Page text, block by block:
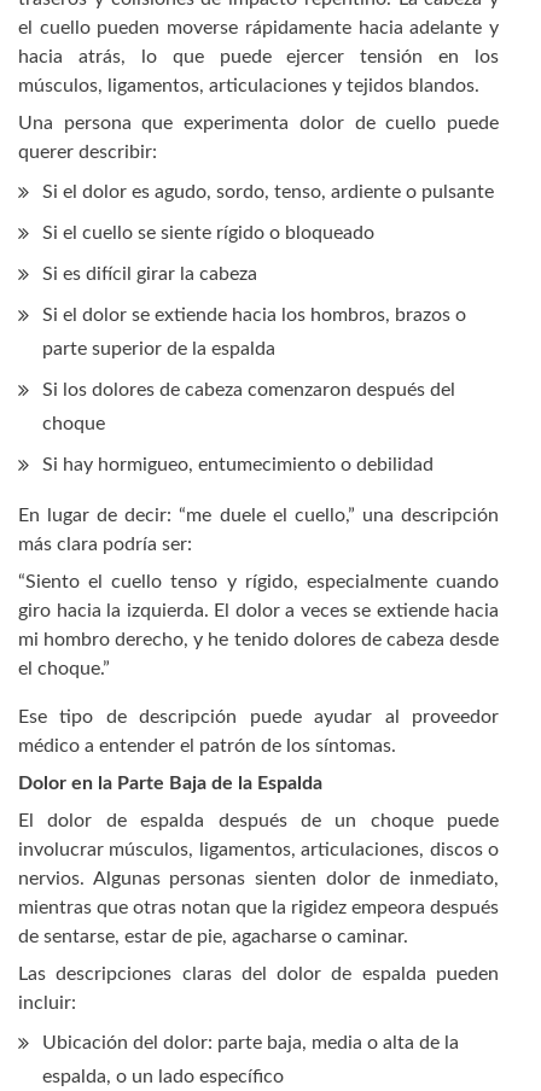
el cuello pueden moverse rápidamente hacia adelante y
hacia atrás, lo que puede ejercer tensión en los
músculos, ligamentos, articulaciones y tejidos blandos.
Una persona que experimenta dolor de cuello puede
querer describir:
Si el dolor es agudo, sordo, tenso, ardiente o pulsante
Si el cuello se siente rígido o bloqueado
Si es difícil girar la cabeza
Si el dolor se extiende hacia los hombros, brazos o
parte superior de la espalda
Si los dolores de cabeza comenzaron después del
choque
Si hay hormigueo, entumecimiento o debilidad
En lugar de decir: “me duele el cuello,” una descripción
más clara podría ser:
“Siento el cuello tenso y rígido, especialmente cuando
giro hacia la izquierda. El dolor a veces se extiende hacia
mi hombro derecho, y he tenido dolores de cabeza desde
el choque.”
Ese tipo de descripción puede ayudar al proveedor
médico a entender el patrón de los síntomas.
Dolor en la Parte Baja de la Espalda
El dolor de espalda después de un choque puede
involucrar músculos, ligamentos, articulaciones, discos o
nervios. Algunas personas sienten dolor de inmediato,
mientras que otras notan que la rigidez empeora después
de sentarse, estar de pie, agacharse o caminar.
Las descripciones claras del dolor de espalda pueden
incluir:
Ubicación del dolor: parte baja, media o alta de la
espalda, o un lado específico